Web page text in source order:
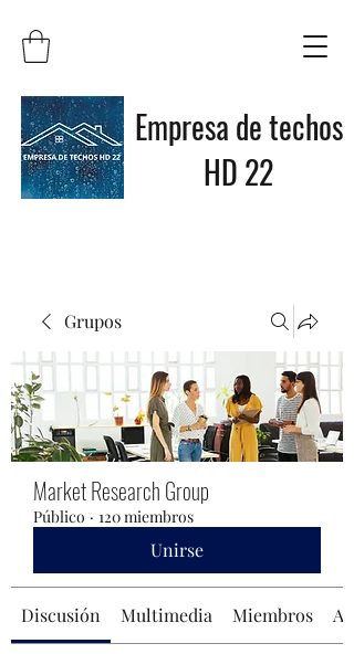
Empresa de techos
HD 22
Grupos
Market Research Group
Público · 120 miembros
Unirse
Discusión Multimedia Miembros